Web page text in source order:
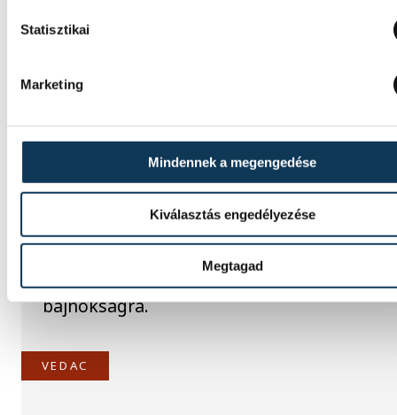
Statisztikai
Marketing
Mindennek a megengedése
Kiválasztás engedélyezése
Megtagad
ATLÉTIKA
Atlétikai Eb: ötvenegy fős a
magyar csapat
Ötvenegy magyar atlétát neveztek a jövő
kezdődő birminghami szabadtéri Európa-
bajnokságra.
VEDAC